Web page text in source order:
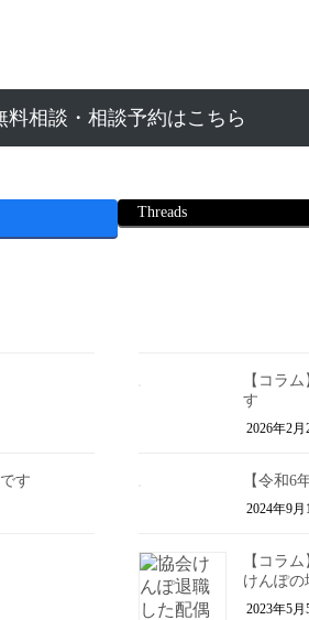
料相談・相談予約はこちら
Threads
【コラ
す
2026年2月
す 【令和6
2024年9月
【コラ
けんぽ
2023年5月